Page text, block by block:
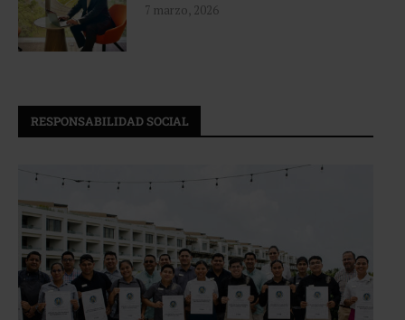
7 marzo, 2026
RESPONSABILIDAD SOCIAL